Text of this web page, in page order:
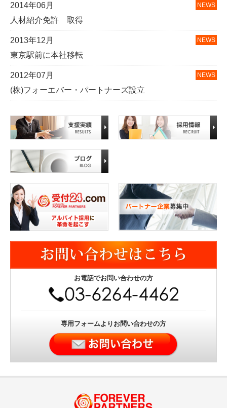
2014年06月
人材紹介免許 取得
2013年12月
東京駅前に本社移転
2012年07月
(株)フォーエバー・パートナーズ設立
お電話でお問い合わせの方
専用フォームよりお問い合わせの方